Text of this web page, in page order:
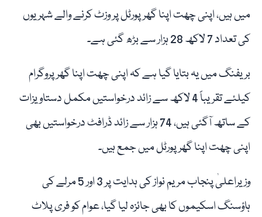
میں ہیں، اپنی چھت اپنا گھر پورٹل پر وزٹ کرنے والے شہریوں
کی تعداد 7 لاکھ 28 ہزار سے بڑھ گئی ہے۔
بریفنگ میں یہ بتایا گیا ہے کہ اپنی چھت اپنا گھر پروگرام
کیلئے تقریباً 4 لاکھ سے زائد درخواستیں مکمل دستاویزات
کے ساتھ آگئی ہیں، 74 ہزار سے زائد ڈرافٹ درخواستیں بھی
اپنی چھت اپنا گھر پورٹل میں جمع ہیں۔
وزیراعلیٰ پنجاب مریم نواز کی ہدایت پر 3 اور 5 مرلے کی
ہاؤسنگ اسکیموں کا بھی جائزہ لیا گیا، عوام کو فری پلاٹ